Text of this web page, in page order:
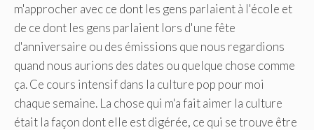
m'approcher avec ce dont les gens parlaient à l'école et
de ce dont les gens parlaient lors d'une fête
d'anniversaire ou des émissions que nous regardions
quand nous aurions des dates ou quelque chose comme
ça. Ce cours intensif dans la culture pop pour moi
chaque semaine. La chose qui m'a fait aimer la culture
était la façon dont elle est digérée, ce qui se trouve être